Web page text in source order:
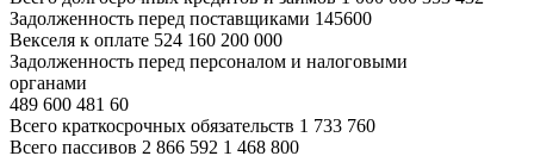
Задолженность перед поставщиками 145600
Векселя к оплате 524 160 200 000
Задолженность перед персоналом и налоговыми
органами
489 600 481 60
Всего краткосрочных обязательств 1 733 760
Всего пассивов 2 866 592 1 468 800